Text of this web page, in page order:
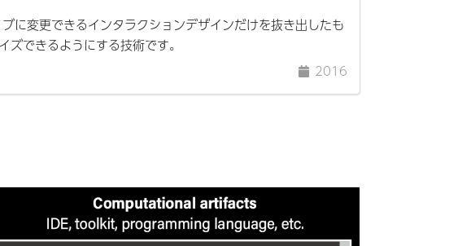
変更できるインタラクションデザインだけを抜き出したも
できるようにする技術です。
2016